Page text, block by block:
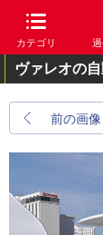
カテゴリ
ヴァレオの
前の画像